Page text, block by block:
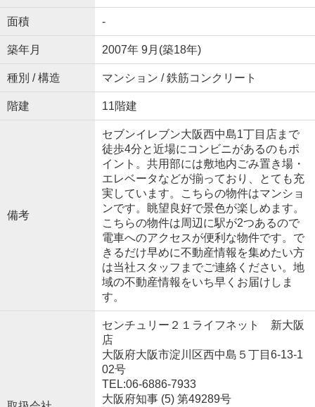
面積 -
築年月 2007年 9月(築18年)
種別 / 構造 マンション / 鉄筋コンクリート
階建 11階建
備考
セブンイレブン大阪西中島1丁目店まで
徒歩4分と近場にコンビニがあるのもポ
イント。共用部には敷地内ごみ置き場・
エレベータなどが揃っており、とても充
実しています。こちらの物件はマンショ
ンです。眺望良好で景色が楽しめます。
こちらの物件は周辺に駅が2つあるので
電車へのアクセスが便利な物件です。で
きるだけ早めに不動産情報を集めたい方
は当社スタッフまでご連絡ください。地
域の不動産情報をいち早くお届けしま
す。
センチュリー２１ライフネット 新大阪
店
大阪府大阪市淀川区西中島５丁目6-13-1
02号
TEL:06-6886-7933
大阪府知事 (5) 第49289号